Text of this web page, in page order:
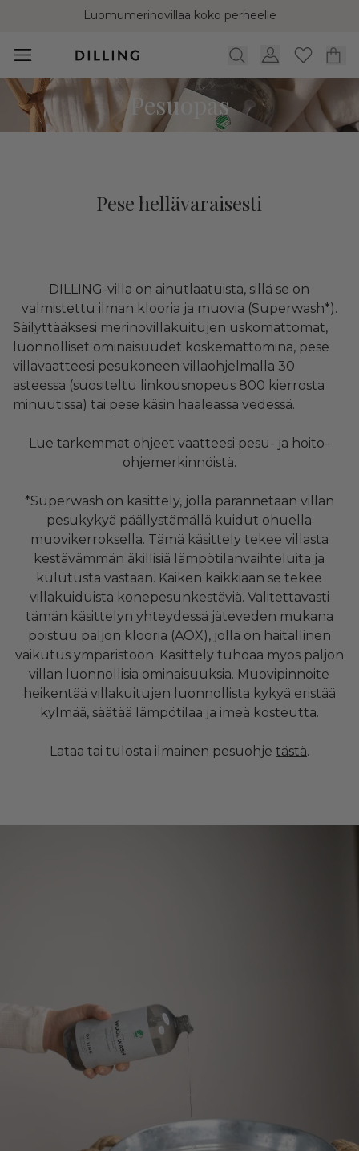
Luomumerinovillaa koko perheelle
Pesuopas
Pese hellävaraisesti
DILLING-villa on ainutlaatuista, sillä se on
valmistettu ilman klooria ja muovia (Superwash*).
Säilyttääksesi merinovillakuitujen uskomattomat,
luonnolliset ominaisuudet koskemattomina, pese
villavaatteesi pesukoneen villaohjelmalla 30
asteessa (suositeltu linkousnopeus 800 kierrosta
minuutissa) tai pese käsin haaleassa vedessä.
Lue tarkemmat ohjeet vaatteesi pesu- ja hoito-
ohjemerkinnöistä.
*Superwash on käsittely, jolla parannetaan villan
pesukykyä päällystämällä kuidut ohuella
muovikerroksella. Tämä käsittely tekee villasta
kestävämmän äkillisiä lämpötilanvaihteluita ja
kulutusta vastaan. Kaiken kaikkiaan se tekee
villakuiduista konepesunkestäviä. Valitettavasti
tämän käsittelyn yhteydessä jäteveden mukana
poistuu paljon klooria (AOX), jolla on haitallinen
vaikutus ympäristöön. Käsittely tuhoaa myös paljon
villan luonnollisia ominaisuuksia. Muovipinnoite
heikentää villakuitujen luonnollista kykyä eristää
kylmää, säätää lämpötilaa ja imeä kosteutta.
Lataa tai tulosta ilmainen pesuohje tästä.